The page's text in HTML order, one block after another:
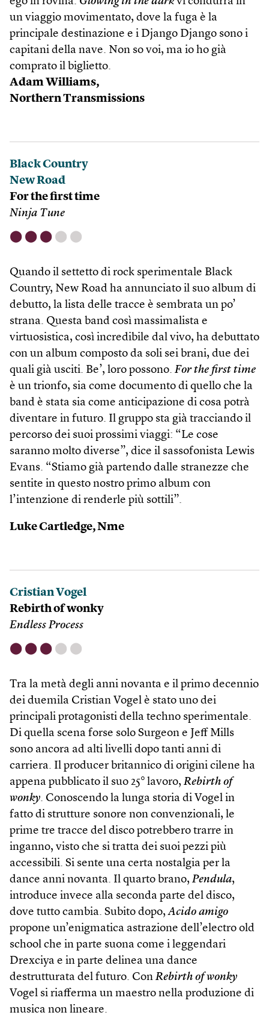
un viaggio movimentato, dove la fuga è la
principale destinazione e i Django Django sono i
capitani della nave. Non so voi, ma io ho già
comprato il biglietto.
Adam Williams,
Northern Transmissions
Black Country
New Road
For the first time
Ninja Tune
⬤ ⬤ ⬤ ⬤ ⬤
Quando il settetto di rock sperimentale Black
Country, New Road ha annunciato il suo album di
debutto, la lista delle tracce è sembrata un po’
strana. Questa band così massimalista e
virtuosistica, così incredibile dal vivo, ha debuttato
con un album composto da soli sei brani, due dei
quali già usciti. Be’, loro possono. For the first time
è un trionfo, sia come documento di quello che la
band è stata sia come anticipazione di cosa potrà
diventare in futuro. Il gruppo sta già tracciando il
percorso dei suoi prossimi viaggi: “Le cose
saranno molto diverse”, dice il sassofonista Lewis
Evans. “Stiamo già partendo dalle stranezze che
sentite in questo nostro primo album con
l’intenzione di renderle più sottili”.
Luke Cartledge, Nme
Cristian Vogel
Rebirth of wonky
Endless Process
⬤ ⬤ ⬤ ⬤ ⬤
Tra la metà degli anni novanta e il primo decennio
dei duemila Cristian Vogel è stato uno dei
principali protagonisti della techno sperimentale.
Di quella scena forse solo Surgeon e Jeff Mills
sono ancora ad alti livelli dopo tanti anni di
carriera. Il producer britannico di origini cilene ha
appena pubblicato il suo 25° lavoro, Rebirth of
wonky. Conoscendo la lunga storia di Vogel in
fatto di strutture sonore non convenzionali, le
prime tre tracce del disco potrebbero trarre in
inganno, visto che si tratta dei suoi pezzi più
accessibili. Si sente una certa nostalgia per la
dance anni novanta. Il quarto brano, Pendula,
introduce invece alla seconda parte del disco,
dove tutto cambia. Subito dopo,Acido amigo
propone un’enigmatica astrazione dell’electro old
school che in parte suona come i leggendari
Drexciya e in parte delinea una dance
destrutturata del futuro. Con Rebirth of wonky
Vogel si riafferma un maestro nella produzione di
musica non lineare.